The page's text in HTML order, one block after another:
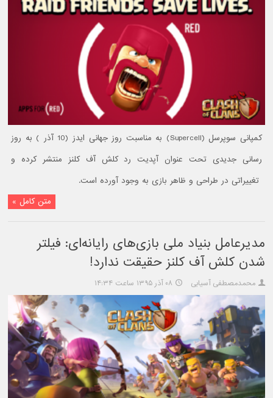
کمپانی سوپرسل (Supercell) به مناسبت روز جهانی ایدز (10 آذر ) به روز
رسانی جدیدی تحت عنوان آپدیت رد کلش آف کلنز منتشر کرده‌ و
تغییراتی در طراحی و ظاهر بازی به وجود آورده است.
متن کامل »
مدیرعامل بنیاد ملی بازی‌های رایانه‌ای: فیلتر
شدن کلش آف کلنز حقیقت ندارد!
محمدمصطفی آسیابی ۰۸ آذر ۱۳۹۵ ساعت ۱۴:۳۴